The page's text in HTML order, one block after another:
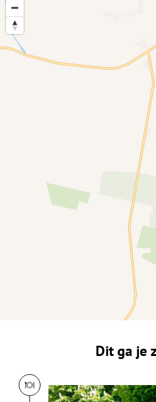
Dit ga je